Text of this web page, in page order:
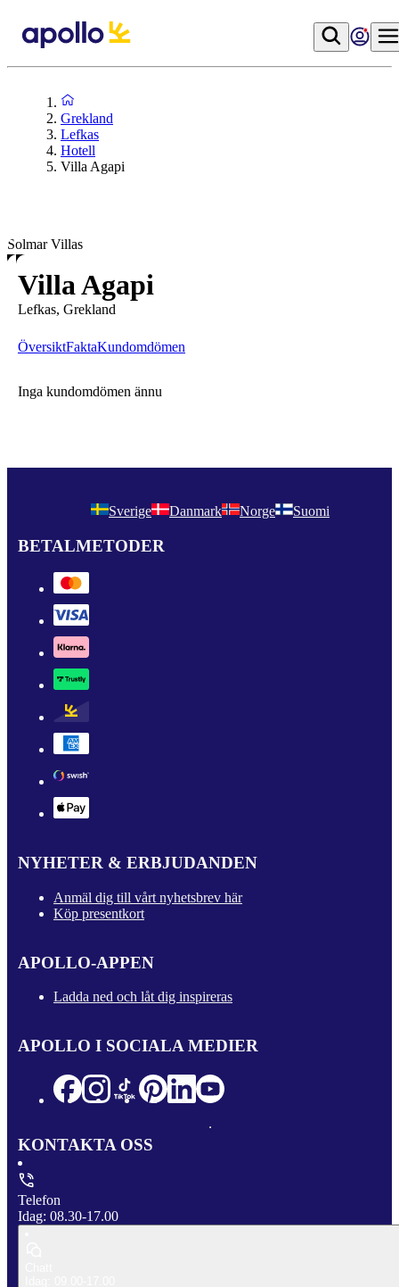
Grekland
Lefkas
Hotell
Villa Agapi
Solmar Villas
Villa Agapi
Lefkas, Grekland
ÖversiktFaktaKundomdömen
Inga kundomdömen ännu
Sverige Danmark Norge Suomi
BETALMETODER
NYHETER & ERBJUDANDEN
Anmäl dig till vårt nyhetsbrev här
Köp presentkort
APOLLO-APPEN
Ladda ned och låt dig inspireras
APOLLO I SOCIALA MEDIER
KONTAKTA OSS
Telefon
Idag: 08.30-17.00